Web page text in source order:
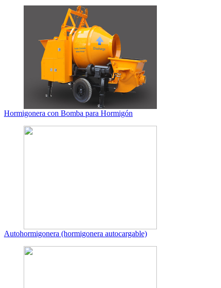
Hormigonera con Bomba para Hormigón
Autohormigonera (hormigonera autocargable)